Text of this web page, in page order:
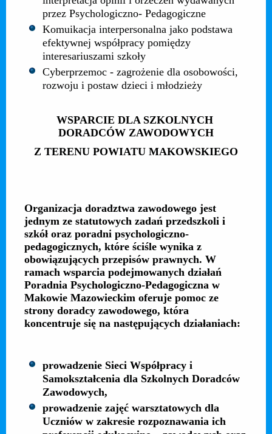
przez Psychologiczno- Pedagogiczne
Komuikacja interpersonalna jako podstawa
efektywnej współpracy pomiędzy
interesariuszami szkoły
Cyberprzemoc - zagrożenie dla osobowości,
rozwoju i postaw dzieci i młodzieży
WSPARCIE DLA SZKOLNYCH
DORADCÓW ZAWODOWYCH
Z TERENU POWIATU MAKOWSKIEGO
Organizacja doradztwa zawodowego jest
jednym ze statutowych zadań przedszkoli i
szkół oraz poradni psychologiczno-
pedagogicznych, które ściśle wynika z
obowiązujących przepisów prawnych. W
ramach wsparcia podejmowanych działań
Poradnia Psychologiczno-Pedagogiczna w
Makowie Mazowieckim oferuje pomoc ze
strony doradcy zawodowego, która
koncentruje się na następujących działaniach:
prowadzenie Sieci Współpracy i
Samokształcenia dla Szkolnych Doradców
Zawodowych,
prowadzenie zajęć warsztatowych dla
Uczniów w zakresie rozpoznawania ich